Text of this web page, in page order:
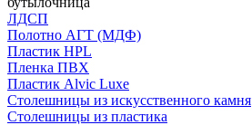
ЛДСП
Полотно АГТ (МДФ)
Пластик HPL
Пленка ПВХ
Пластик Alvic Luxe
Столешницы из искусственного камня
Столешницы из пластика